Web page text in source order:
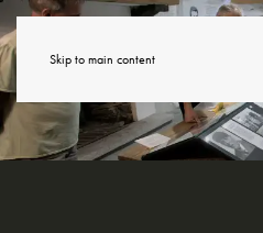
Skip to main content